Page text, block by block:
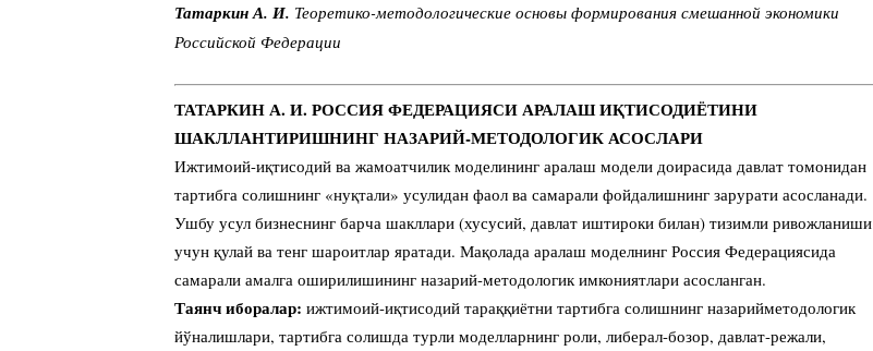
Татаркин А. И. Теоретико-методологические основы формирования смешанной экономики
Российской Федерации
ТАТАРКИН А. И. РОССИЯ ФЕДЕРАЦИЯСИ АРАЛАШ ИҚТИСОДИЁТИНИ
ШАКЛЛАНТИРИШНИНГ НАЗАРИЙ-МЕТОДОЛОГИК АСОСЛАРИ
Ижтимоий-иқтисодий ва жамоатчилик моделининг аралаш модели доирасида давлат томонидан
тартибга солишнинг «нуқтали» усулидан фаол ва самарали фойдалишнинг зарурати асосланади.
Ушбу усул бизнеснинг барча шакллари (хусусий, давлат иштироки билан) тизимли ривожланиши
учун қулай ва тенг шароитлар яратади. Мақолада аралаш моделнинг Россия Федерациясида
самарали амалга оширилишининг назарий-методологик имкониятлари асосланган.
Таянч иборалар: ижтимоий-иқтисодий тараққиётни тартибга солишнинг назарийметодологик
йўналишлари, тартибга солишда турли моделларнинг роли, либерал-бозор, давлат-режали,